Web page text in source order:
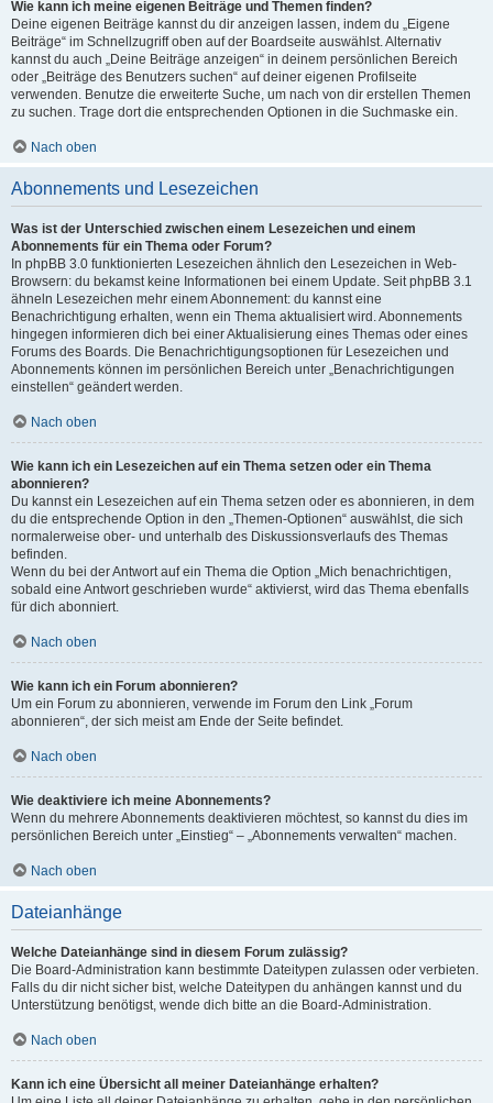
Wie kann ich meine eigenen Beiträge und Themen finden?
Deine eigenen Beiträge kannst du dir anzeigen lassen, indem du „Eigene
Beiträge“ im Schnellzugriff oben auf der Boardseite auswählst. Alternativ
kannst du auch „Deine Beiträge anzeigen“ in deinem persönlichen Bereich
oder „Beiträge des Benutzers suchen“ auf deiner eigenen Profilseite
verwenden. Benutze die erweiterte Suche, um nach von dir erstellen Themen
zu suchen. Trage dort die entsprechenden Optionen in die Suchmaske ein.
Nach oben
Abonnements und Lesezeichen
Was ist der Unterschied zwischen einem Lesezeichen und einem
Abonnements für ein Thema oder Forum?
In phpBB 3.0 funktionierten Lesezeichen ähnlich den Lesezeichen in Web-
Browsern: du bekamst keine Informationen bei einem Update. Seit phpBB 3.1
ähneln Lesezeichen mehr einem Abonnement: du kannst eine
Benachrichtigung erhalten, wenn ein Thema aktualisiert wird. Abonnements
hingegen informieren dich bei einer Aktualisierung eines Themas oder eines
Forums des Boards. Die Benachrichtigungsoptionen für Lesezeichen und
Abonnements können im persönlichen Bereich unter „Benachrichtigungen
einstellen“ geändert werden.
Nach oben
Wie kann ich ein Lesezeichen auf ein Thema setzen oder ein Thema
abonnieren?
Du kannst ein Lesezeichen auf ein Thema setzen oder es abonnieren, in dem
du die entsprechende Option in den „Themen-Optionen“ auswählst, die sich
normalerweise ober- und unterhalb des Diskussionsverlaufs des Themas
befinden.
Wenn du bei der Antwort auf ein Thema die Option „Mich benachrichtigen,
sobald eine Antwort geschrieben wurde“ aktivierst, wird das Thema ebenfalls
für dich abonniert.
Nach oben
Wie kann ich ein Forum abonnieren?
Um ein Forum zu abonnieren, verwende im Forum den Link „Forum
abonnieren“, der sich meist am Ende der Seite befindet.
Nach oben
Wie deaktiviere ich meine Abonnements?
Wenn du mehrere Abonnements deaktivieren möchtest, so kannst du dies im
persönlichen Bereich unter „Einstieg“ – „Abonnements verwalten“ machen.
Nach oben
Dateianhänge
Welche Dateianhänge sind in diesem Forum zulässig?
Die Board-Administration kann bestimmte Dateitypen zulassen oder verbieten.
Falls du dir nicht sicher bist, welche Dateitypen du anhängen kannst und du
Unterstützung benötigst, wende dich bitte an die Board-Administration.
Nach oben
Kann ich eine Übersicht all meiner Dateianhänge erhalten?